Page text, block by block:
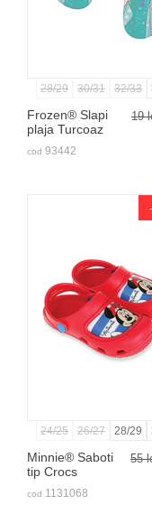
28/29 30/31 32/33
Frozen® Slapi
plaja Turcoaz
19
cod 93442
24/25 26/27 28/29
Minnie® Saboti
tip Crocs
55
cod 1131068